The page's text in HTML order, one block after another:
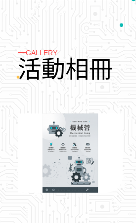
GALLERY
活動相冊